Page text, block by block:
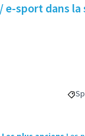
sport dans la